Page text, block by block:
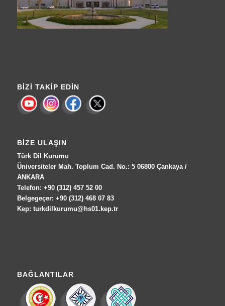
BIZI TAKIP EDIN
BIZE ULAŞIN
Türk Dil Kurumu
Üniversiteler Mah. Toplum Cad. No.: 5 06800 Çankaya /
ANKARA
Telefon: +90 (312) 457 52 00
Belgegeçer: +90 (312) 468 07 83
Kep: turkdilkurumu@hs01.kep.tr
BAĞLANTILAR